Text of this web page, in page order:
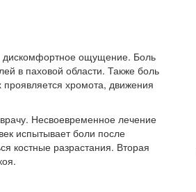
дискомфортное ощущение. Боль
в паховой области. Также боль
хромота, движения
Несвоевременное лечение
испытывает боли после
костные разрастания. Вторая